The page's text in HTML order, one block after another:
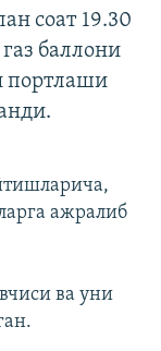
соат 19.30
баллони
портлаши
ажралиб
ва уни